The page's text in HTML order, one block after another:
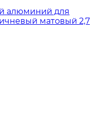
алюминий для
матовый 2,7